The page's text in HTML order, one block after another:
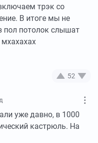
трэк со
В итоге мы не
пол потолок слышат
52
уже давно, в 1000
кастрюль. На